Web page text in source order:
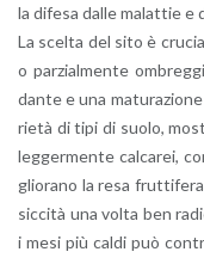
la di­fe­sa dalle ma­lat­tie e
La scel­ta del sito è
o par­zial­men­te
dan­te e una
rie­tà di tipi di suolo,
leg­ger­men­te cal­ca­rei,
glio­ra­no la resa
sic­ci­tà una volta ben
i mesi più caldi può